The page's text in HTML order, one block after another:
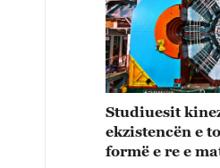
Studiuesit
ekzistencën e
formë e re e